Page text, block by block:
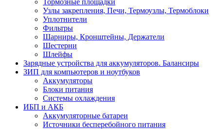
Тормозные площадки
Узлы закрепления, Печи, Термоузлы, Термоблоки
Уплотнители
Фильтры
Шарниры, Кронштейны, Держатели
Шестерни
Шлейфы
Зарядные устройства для аккумуляторов. Балансиры
ЗИП для компьютеров и ноутбуков
Аккумуляторы
Блоки питания
Системы охлаждения
ИБП и АКБ
Аккумуляторные батареи
Источники бесперебойного питания